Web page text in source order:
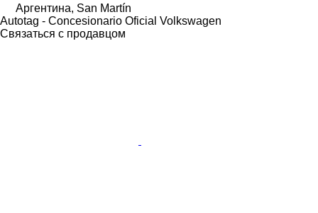
Аргентина, San Martín
Autotag - Concesionario Oficial Volkswagen
Связаться с продавцом